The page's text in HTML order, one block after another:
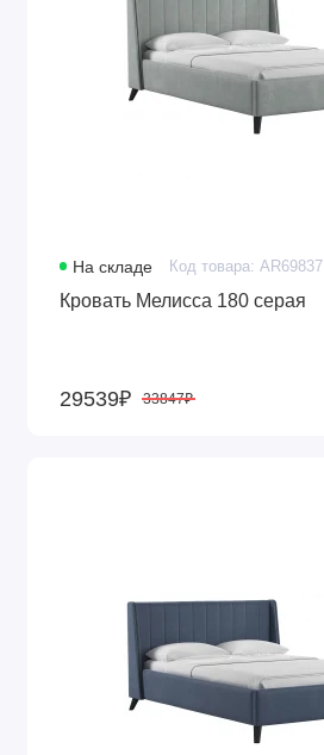
На складе Код товара: AR69837
Кровать Мелисса 180 серая
29539₽ 33847₽